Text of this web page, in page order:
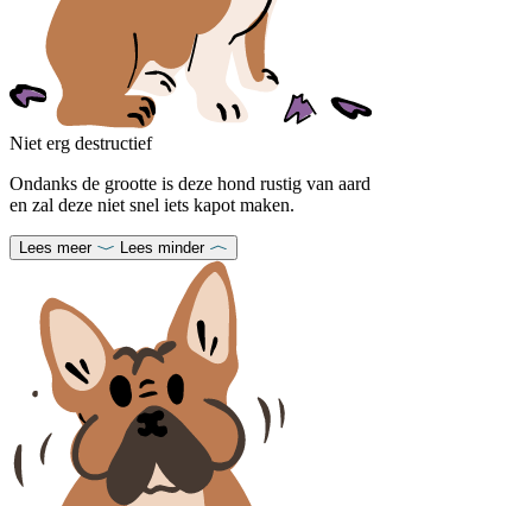
Niet erg destructief
Ondanks de grootte is deze hond rustig van aard
en zal deze niet snel iets kapot maken.
Lees meer Lees minder